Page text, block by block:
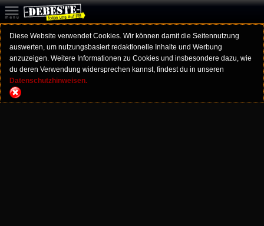
Diese Website verwendet Cookies. Wir können damit die Seitennutzung
auswerten, um nutzungsbasiert redaktionelle Inhalte und Werbung
anzuzeigen. Weitere Informationen zu Cookies und insbesondere dazu, wie
du deren Verwendung widersprechen kannst, findest du in unseren
Datenschutzhinweisen.